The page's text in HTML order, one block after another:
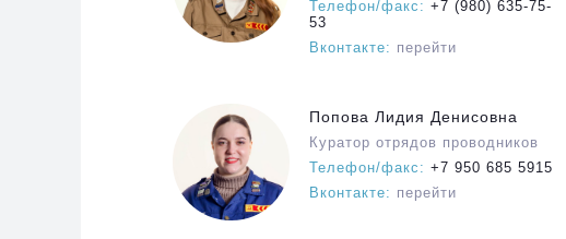
Телефон/факс: +7 (980) 635-75-
53
Вконтакте: перейти
Попова Лидия Денисовна
Куратор отрядов проводников
Телефон/факс: +7 950 685 5915
Вконтакте: перейти